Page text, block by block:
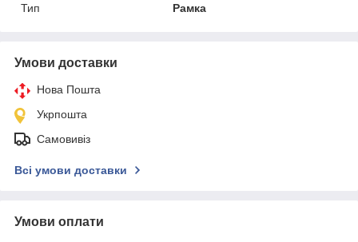
Тип
Рамка
Умови доставки
Нова Пошта
Укрпошта
Самовивіз
Всі умови доставки
Умови оплати